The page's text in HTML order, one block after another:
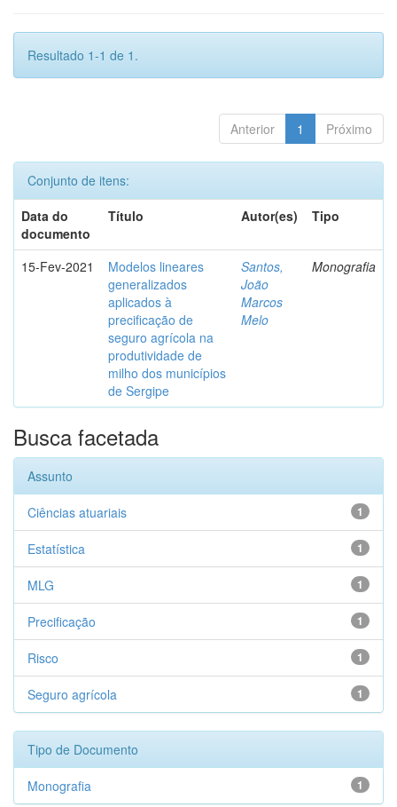
Resultado 1-1 de 1.
Anterior 1 Próximo
Conjunto de itens:
Data do
documento
Título Autor(es) Tipo
15-Fev-2021
Modelos lineares
generalizados
aplicados à
precificação de
seguro agrícola na
produtividade de
milho dos municípios
de Sergipe
Santos,
João
Marcos
Melo
Monografia
Busca facetada
Assunto
1
Ciências atuariais
1
Estatística
1
MLG
1
Precificação
1
Risco
1
Seguro agrícola
Tipo de Documento
1
Monografia